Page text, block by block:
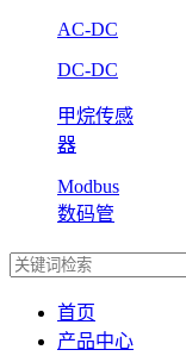
AC-DC
DC-DC
甲烷传感
器
Modbus
数码管
首页
产品中心